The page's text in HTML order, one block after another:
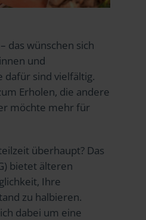
das wünschen sich
und
sind vielfältig.
Erholen, die andere
möchte mehr für
überhaupt? Das
bietet älteren
Ihre
zu halbieren.
dabei um eine